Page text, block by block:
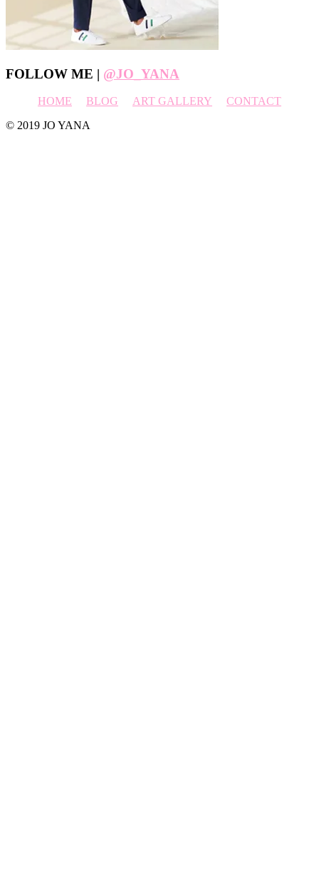
Footer
FOLLOW ME | @JO_YANA
HOME BLOG ART GALLERY
CONTACT
© 2019 JO YANA